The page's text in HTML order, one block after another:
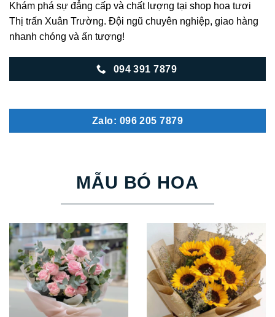
Khám phá sự đẳng cấp và chất lượng tại shop hoa tươi
Thị trấn Xuân Trường. Đội ngũ chuyên nghiệp, giao hàng
nhanh chóng và ấn tượng!
094 391 7879
Zalo: 096 205 7879
MẪU BÓ HOA